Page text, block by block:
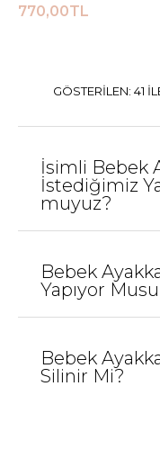
770,00TL
GÖSTERILEN: 41
İsimli Bebek
İstediğimiz
muyuz?
Bebek
Yapıyor
Bebek
Silinir Mi?